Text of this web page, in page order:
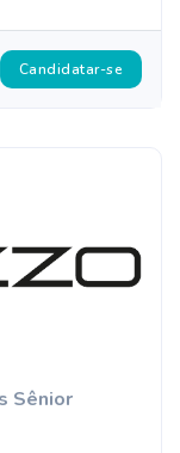
Candidatar-se
Sênior